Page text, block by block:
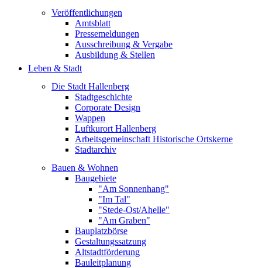
Veröffentlichungen
Amtsblatt
Pressemeldungen
Ausschreibung & Vergabe
Ausbildung & Stellen
Leben & Stadt
Die Stadt Hallenberg
Stadtgeschichte
Corporate Design
Wappen
Luftkurort Hallenberg
Arbeitsgemeinschaft Historische Ortskerne
Stadtarchiv
Bauen & Wohnen
Baugebiete
"Am Sonnenhang"
"Im Tal"
"Stede-Ost/Ahelle"
"Am Graben"
Bauplatzbörse
Gestaltungssatzung
Altstadtförderung
Bauleitplanung